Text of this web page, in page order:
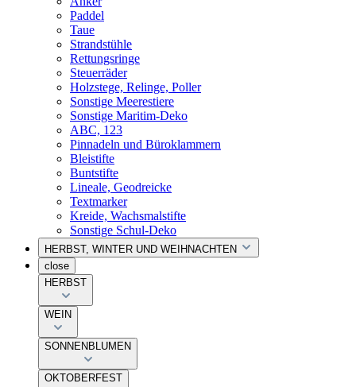
Paddel
Taue
Strandstühle
Rettungsringe
Steuerräder
Holzstege, Relinge, Poller
Sonstige Meerestiere
Sonstige Maritim-Deko
ABC, 123
Pinnadeln und Büroklammern
Bleistifte
Buntstifte
Lineale, Geodreicke
Textmarker
Kreide, Wachsmalstifte
Sonstige Schul-Deko
HERBST, WINTER UND WEIHNACHTEN
close
HERBST
WEIN
SONNENBLUMEN
OKTOBERFEST